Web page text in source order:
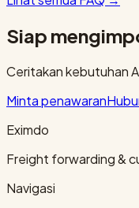
Siap
Ceritakan kebutuhan
Minta penawaran
Eximdo
Freight forwarding &
Navigasi